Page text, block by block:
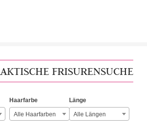
FRISURENSUCHE
Haarfarbe
Alle Haarfarben
Länge
Alle Längen